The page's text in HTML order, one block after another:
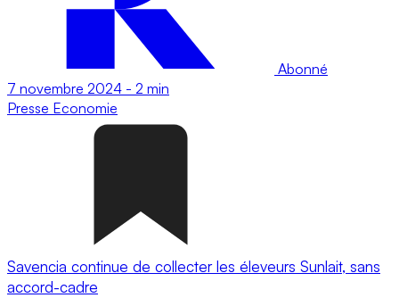
Abonné
7 novembre 2024 - 2 min
Presse Economie
Savencia continue de collecter les éleveurs Sunlait, sans
accord-cadre